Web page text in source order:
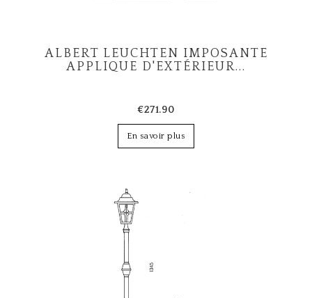
ALBERT LEUCHTEN IMPOSANTE
APPLIQUE D'EXTÉRIEUR...
€271.90
En savoir plus